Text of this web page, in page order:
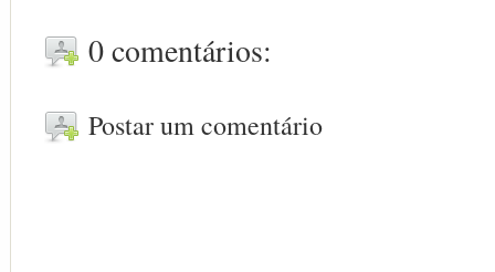
0 comentários:
Postar um comentário